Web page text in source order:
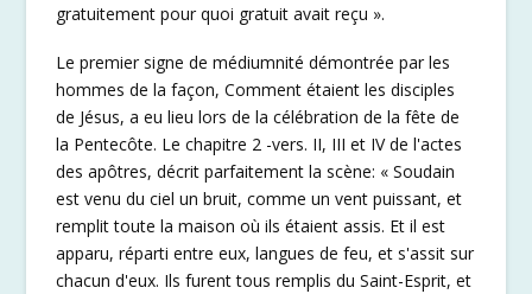
gratuitement pour quoi gratuit avait reçu ».
Le premier signe de médiumnité démontrée par les
hommes de la façon, Comment étaient les disciples
de Jésus, a eu lieu lors de la célébration de la fête de
la Pentecôte. Le chapitre 2 -vers. II, III et IV de l'actes
des apôtres, décrit parfaitement la scène: « Soudain
est venu du ciel un bruit, comme un vent puissant, et
remplit toute la maison où ils étaient assis. Et il est
apparu, réparti entre eux, langues de feu, et s'assit sur
chacun d'eux. Ils furent tous remplis du Saint-Esprit, et